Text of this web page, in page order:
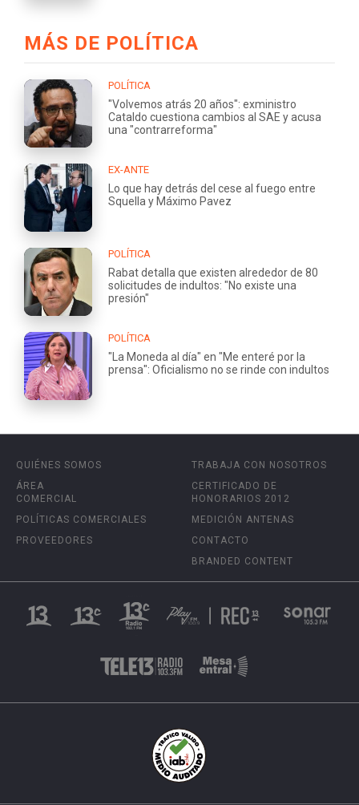
MÁS DE POLÍTICA
POLÍTICA
"Volvemos atrás 20 años": exministro
Cataldo cuestiona cambios al SAE y acusa
una "contrarreforma"
EX-ANTE
Lo que hay detrás del cese al fuego entre
Squella y Máximo Pavez
POLÍTICA
Rabat detalla que existen alrededor de 80
solicitudes de indultos: "No existe una
presión"
POLÍTICA
"La Moneda al día" en "Me enteré por la
prensa": Oficialismo no se rinde con indultos
QUIÉNES SOMOS
ÁREA
COMERCIAL
POLÍTICAS COMERCIALES
PROVEEDORES
TRABAJA CON NOSOTROS
CERTIFICADO DE
HONORARIOS 2012
MEDICIÓN ANTENAS
CONTACTO
BRANDED CONTENT